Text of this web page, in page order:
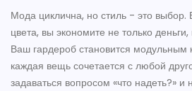
Мода циклична, но стиль - это
цвета, вы экономите не только
Ваш гардероб становится модульным
каждая вещь сочетается с любой
задаваться вопросом «что надеть?» и